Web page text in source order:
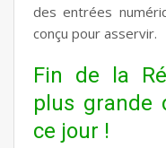
des entrées
conçu pour asservir.
Fin de la
plus grande
ce jour !